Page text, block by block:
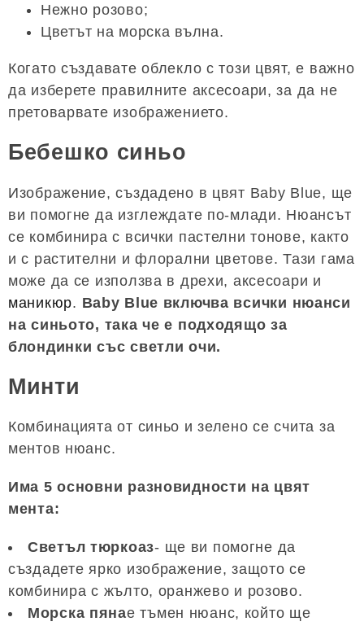
Нежно розово;
Цветът на морска вълна.
Когато създавате облекло с този цвят, е важно
да изберете правилните аксесоари, за да не
претоварвате изображението.
Бебешко синьо
Изображение, създадено в цвят Baby Blue, ще
ви помогне да изглеждате по-млади. Нюансът
се комбинира с всички пастелни тонове, както
и с растителни и флорални цветове. Тази гама
може да се използва в дрехи, аксесоари и
маникюр. Baby Blue включва всички нюанси
на синьото, така че е подходящо за
блондинки със светли очи.
Минти
Комбинацията от синьо и зелено се счита за
ментов нюанс.
Има 5 основни разновидности на цвят
мента:
Светъл тюркоаз- ще ви помогне да
създадете ярко изображение, защото се
комбинира с жълто, оранжево и розово.
Морска пянае тъмен нюанс, който ще